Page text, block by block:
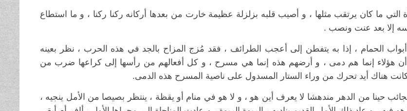
التي ما كان يرتقب مثلها ، و أصيب قلبه بزلزلة عظيمة خارت من بعدها أركانه ركنا ركنا ، و ما استطاع
إلا بعد عنت ونصب .
أبواب الحمام ، إذا به يتفطن إلى أعجب الطرائف ، فقد مُزج المزاح بالجد في هذه الحرب ، نظر بعينه
أن هؤلاء إنما هم دمى ، و أرضهم هذه إنما هي مسرح ، و كل أفعالهم من رأسها إلى كراعها ضرب من
كانت هناك أيد تحرك من وراء الستار المسدول على ناصية المسرح هذه الدمى.
حينا من الدهر مندهشا لا يعرف أين هو ، و لا هو في منام أو يقظة ، ينتظر بصيصا من الأمل ينجيه ،